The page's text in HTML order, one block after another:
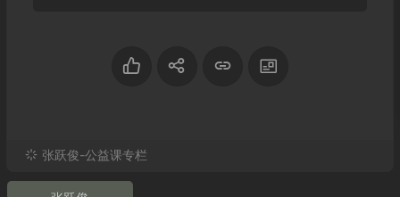
张跃俊-公益课专栏